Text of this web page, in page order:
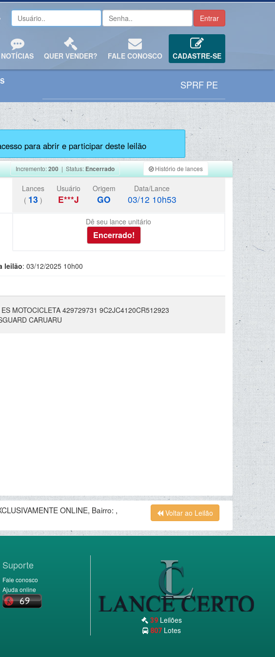
NOTÍCIAS QUER VENDER? FALE CONOSCO CADASTRE-SE
SPRF PE
para abrir e participar deste leilão
Incremento:200 | Status:Encerrado Histório de lances
Lances
( 13 )
Usuário
E***J
Origem
GO
Data/Lance
03/12 10h53
Dê seu lance unitário
leilão: 03/12/2025 10h00
MOTOCICLETA 429729731 9C2JC4120CR512923
CARUARU
ONLINE, Bairro: ,
Voltar ao Leilão
Suporte
Fale conosco
Ajuda online
39Leilões
807Lotes